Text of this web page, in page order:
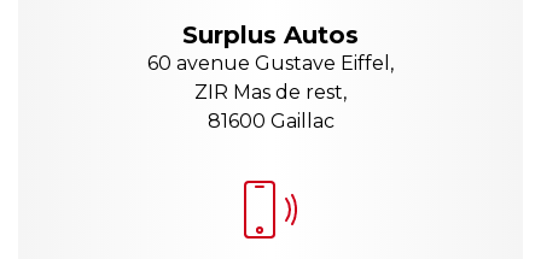
Surplus Autos
60 avenue Gustave Eiffel,
ZIR Mas de rest,
81600 Gaillac